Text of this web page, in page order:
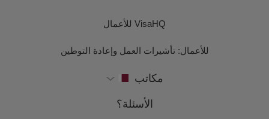
VisaHQ للأعمال
للأعمال: تأشيرات العمل وإعادة التوطين
مكاتب
الأسئلة؟